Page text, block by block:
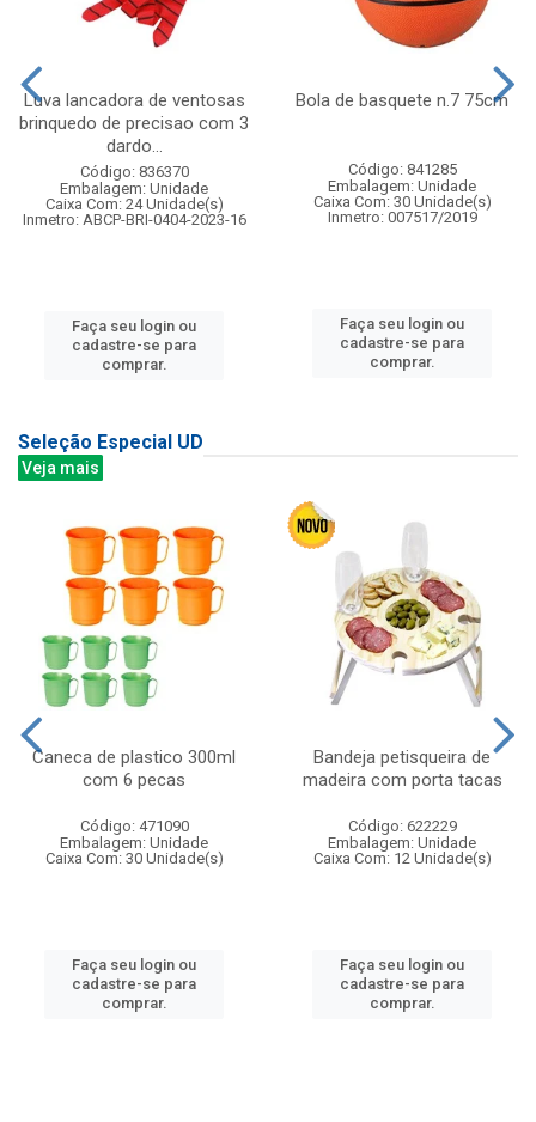
Luva lancadora de ventosas
brinquedo de precisao com 3
dardo...
Código: 836370
Embalagem: Unidade
Caixa Com: 24 Unidade(s)
Inmetro: ABCP-BRI-0404-2023-16
Faça seu login ou
cadastre-se para
comprar.
Bola de basquete n.7 75cm
Código: 841285
Embalagem: Unidade
Caixa Com: 30 Unidade(s)
Inmetro: 007517/2019
Faça seu login ou
cadastre-se para
comprar.
Seleção Especial UD
Veja mais
Caneca de plastico 300ml
com 6 pecas
Código: 471090
Embalagem: Unidade
Caixa Com: 30 Unidade(s)
Faça seu login ou
cadastre-se para
comprar.
Bandeja petisqueira de
madeira com porta tacas
Código: 622229
Embalagem: Unidade
Caixa Com: 12 Unidade(s)
Faça seu login ou
cadastre-se para
comprar.